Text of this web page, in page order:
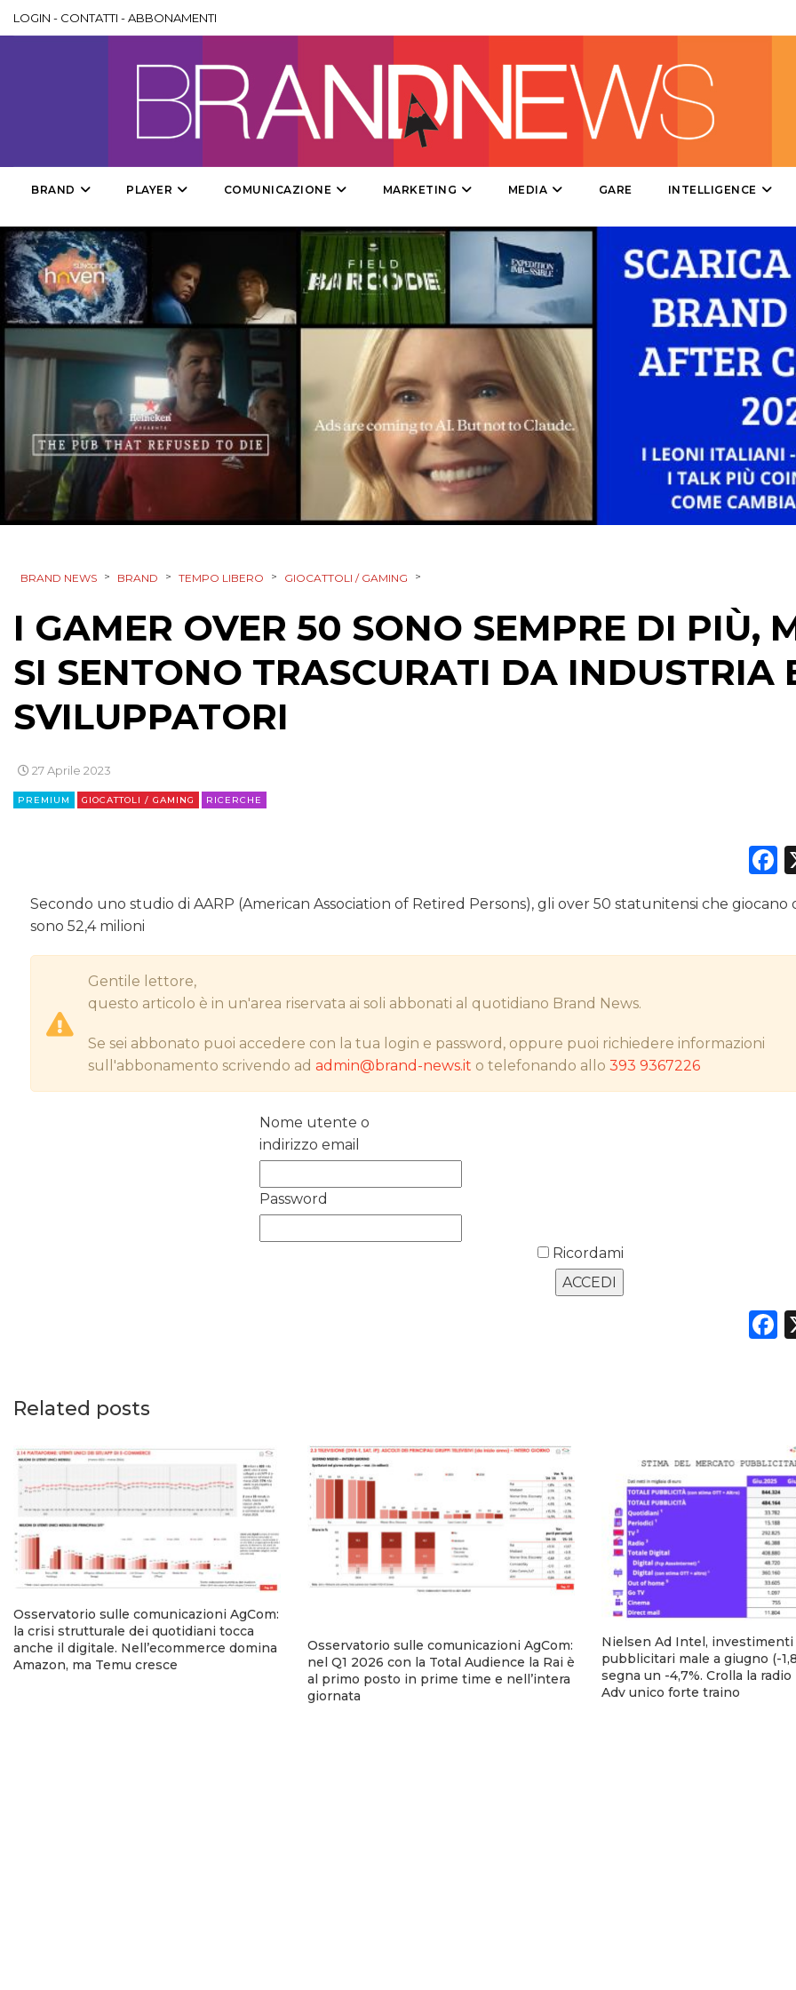
DESIGN
PUNTI VENDITA
CSR
STRATEGIE
CINEMA
NORMATIVE
TREND
LOGIN - CONTATTI -ABBONAMENTI
BRAND PLAYER COMUNICAZIONE MARKETING MEDIA GARE INTELLIGENCE
BRAND NEWS > BRAND > TEMPO LIBERO > GIOCATTOLI / GAMING >
I GAMER OVER 50 SONO SEMPRE DI PIÙ,
SI SENTONO TRASCURATI DA INDUSTRIA
SVILUPPATORI
27 Aprile 2023
PREMIUM GIOCATTOLI / GAMING RICERCHE
Secondo uno studio di AARP (American Association of Retired Persons), gli over 50 statunitensi che giocano
sono 52,4 milioni
Gentile lettore,
questo articolo è in un'area riservata ai soli abbonati al quotidiano Brand News.
Se sei abbonato puoi accedere con la tua login e password, oppure puoi richiedere informazioni
sull'abbonamento scrivendo adadmin@brand-news.it o telefonando allo393 9367226
Nome utente o
indirizzo email
Password
Ricordami
Related posts
Osservatorio sulle comunicazioni AgCom:
la crisi strutturale dei quotidiani tocca
anche il digitale. Nell’ecommerce domina
Amazon, ma Temu cresce
Osservatorio sulle comunicazioni AgCom:
nel Q1 2026 con la Total Audience la Rai è
al primo posto in prime time e nell’intera
giornata
Nielsen Ad Intel, investimenti
pubblicitari male a giugno (-
segna un -4,7%. Crolla la radio
Adv unico forte traino